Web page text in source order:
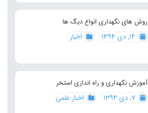
روش های نگهداری انواع دیگ ها
اخبار
آموزش نگهداری و راه اندازی استخر
اخبار علمی